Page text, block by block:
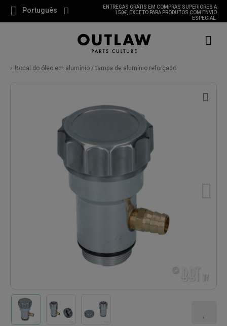
Português
ENTREGAS GRÁTIS EM COMPRAS SUPERIORES A
150€, EXCETO PARA PRODUTOS COM ENVIO
ESPECIAL.
Bocal do óleo em alumínio / tampa de alumínio reforçado